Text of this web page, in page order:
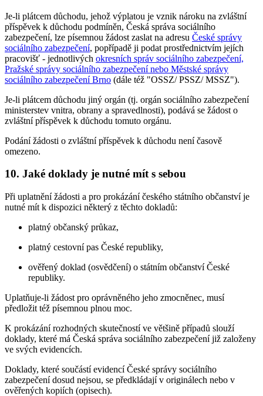
Je-li plátcem důchodu, jehož výplatou je vznik nároku na zvláštní
příspěvek k důchodu podmíněn, Česká správa sociálního
zabezpečení, lze písemnou žádost zaslat na adresu České správy
sociálního zabezpečení, popřípadě ji podat prostřednictvím jejích
pracovišť - jednotlivých okresních správ sociálního zabezpečení,
Pražské správy sociálního zabezpečení nebo Městské správy
sociálního zabezpečení Brno (dále též "OSSZ/ PSSZ/ MSSZ").
Je-li plátcem důchodu jiný orgán (tj. orgán sociálního zabezpečení
ministerstev vnitra, obrany a spravedlnosti), podává se žádost o
zvláštní příspěvek k důchodu tomuto orgánu.
Podání žádosti o zvláštní příspěvek k důchodu není časově
omezeno.
10. Jaké doklady je nutné mít s sebou
Při uplatnění žádosti a pro prokázání českého státního občanství je
nutné mít k dispozici některý z těchto dokladů:
platný občanský průkaz,
platný cestovní pas České republiky,
ověřený doklad (osvědčení) o státním občanství České
republiky.
Uplatňuje-li žádost pro oprávněného jeho zmocněnec, musí
předložit též písemnou plnou moc.
K prokázání rozhodných skutečností ve většině případů slouží
doklady, které má Česká správa sociálního zabezpečení již založeny
ve svých evidencích.
Doklady, které součástí evidencí České správy sociálního
zabezpečení dosud nejsou, se předkládají v originálech nebo v
ověřených kopiích (opisech).